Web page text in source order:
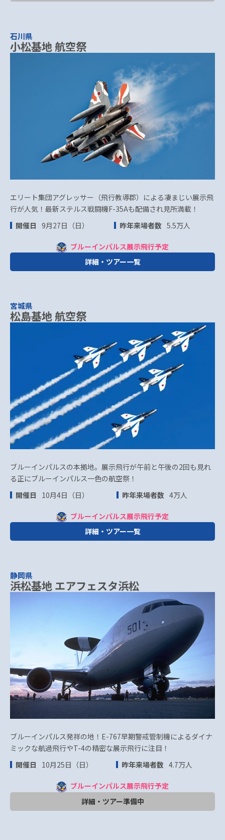
石川県
小松基地 航空祭
エリート集団アグレッサー（飛行教導郡）による凄まじい展示飛
行が人気！最新ステルス戦闘機F-35Aも配備され見所満載！
開催日 9月27日（日） 昨年来場者数 5.5万人
ブルーインパルス展示飛行予定
詳細・ツアー一覧
宮城県
松島基地 航空祭
ブルーインパルスの本拠地。展示飛行が午前と午後の2回も見れ
る正にブルーインパルス一色の航空祭！
開催日
10月4日（日） 昨年来場者数 4万人
ブルーインパルス展示飛行予定
詳細・ツアー一覧
静岡県
浜松基地 エアフェスタ浜松
ブルーインパルス発祥の地！E-767早期警戒管制機によるダイナ
ミックな航過飛行やT-4の精密な展示飛行に注目！
開催日
10月25日（日） 昨年来場者数 4.7万人
ブルーインパルス展示飛行予定
詳細・ツアー準備中